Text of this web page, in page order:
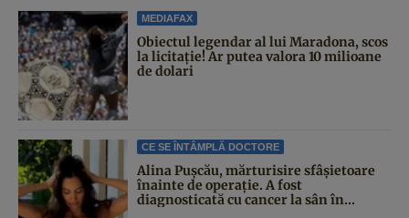
MEDIAFAX
Obiectul legendar al lui Maradona, scos
la licitație! Ar putea valora 10 milioane
de dolari
CE SE ÎNTÂMPLĂ DOCTORE
Alina Pușcău, mărturisire sfâșietoare
înainte de operație. A fost
diagnosticată cu cancer la sân în...